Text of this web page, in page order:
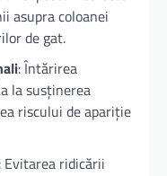
asupra coloanei
de gat.
: Întărirea
la susținerea
riscului de apariție
: Evitarea ridicării